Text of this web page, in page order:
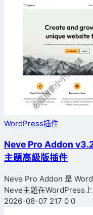
WordPress插件
Neve Pro Addon
主題高級版插件
Neve Pro Addon 是
Neve主題在WordPress
2026-08-07 217 0 0